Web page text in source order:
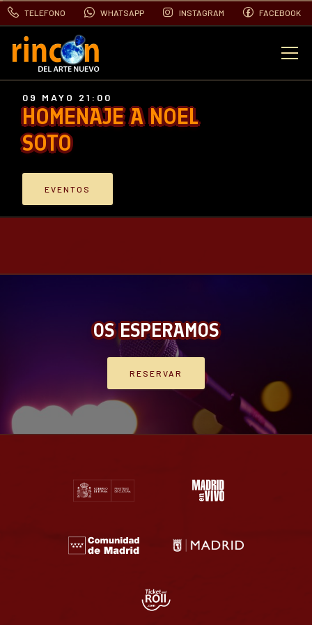
TELEFONO WHATSAPP INSTAGRAM FACEBOOK
HOMENAJE A NOEL
SOTO
09 MAYO 21:00
EVENTOS
OS ESPERAMOS
RESERVAR
EVENTOS
FOTOS
CONTACTO